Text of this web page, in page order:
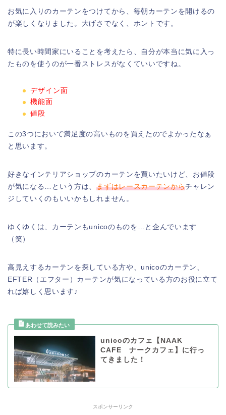
お気に入りのカーテンをつけてから、毎朝カーテンを開けるの
が楽しくなりました。大げさでなく、ホントです。
特に長い時間家にいることを考えたら、自分が本当に気に入っ
たものを使うのが一番ストレスがなくていいですね。
デザイン面
機能面
値段
この3つにおいて満足度の高いものを買えたのでよかったなぁ
と思います。
好きなインテリアショップのカーテンを買いたいけど、お値段
が気になる…という方は、まずはレースカーテンからチャレン
ジしていくのもいいかもしれません。
ゆくゆくは、カーテンもunicoのものを…と企んでいます
（笑）
高見えするカーテンを探している方や、unicoのカーテン、
EFTER（エフター）カーテンが気になっている方のお役に立て
れば嬉しく思います♪
unicoのカフェ【NAAK
CAFE ナークカフェ】に行っ
てきました！
スポンサーリンク